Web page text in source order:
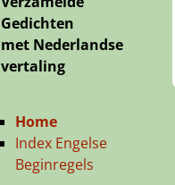
Gedichten
met Nederlandse
vertaling
Home
Index Engelse
Beginregels